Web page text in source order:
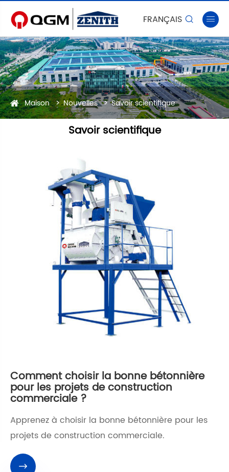
FRANÇAIS  
Maison Nouvelles Savoir scientifique
Savoir scientifique
Comment choisir la bonne bétonnière
pour les projets de construction
commerciale ?
Apprenez à choisir la bonne bétonnière pour les
projets de construction commerciale.
